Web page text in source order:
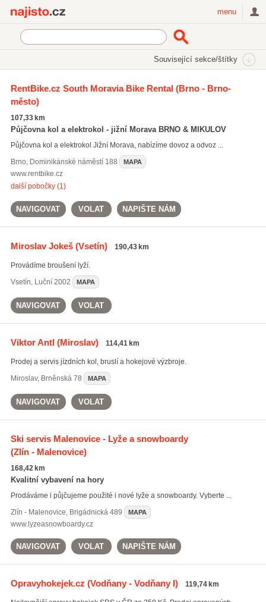
menu
Související sekce/štítky
Servis sportovního vybavení
Servisy jízdních kol
Servisy lyží a snowboardů
(19)
RentBike.cz South Moravia Bike Rental(Brno - Brno-
město)
107,33 km
Půjčovna kol a elektrokol - jižní Morava BRNO & MIKULOV
Půjčovna kol a elektrokol Jižní Morava, nabízíme dovoz a odvoz ...
Brno, Dominikánské náměstí 188 MAPA
www.rentbike.cz
další pobočky (1)
NAVIGOVAT VOLAT NAPIŠTE NÁM
Miroslav Jokeš(Vsetín) 190,43 km
Provádíme broušení lyží.
Vsetín, Luční 2002 MAPA
NAVIGOVAT VOLAT
Viktor Antl(Miroslav) 114,41 km
Prodej a servis jízdních kol, bruslí a hokejové výzbroje.
Miroslav, Brněnská 78 MAPA
NAVIGOVAT VOLAT
Ski servis Malenovice - Lyže a snowboardy
(Zlín - Malenovice)
168,42 km
Kvalitní vybavení na hory
Prodáváme i půjčujeme použité i nové lyže a snowboardy. Vyberte ...
Zlín - Malenovice, Brigádnická 489 MAPA
www.lyzeasnowboardy.cz
NAVIGOVAT VOLAT NAPIŠTE NÁM
Opravyhokejek.cz (Vodňany - Vodňany I) 119,74 km